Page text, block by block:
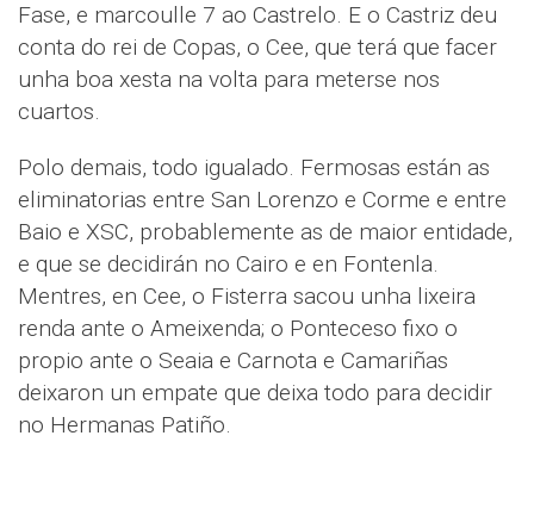
Fase, e marcoulle 7 ao Castrelo. E o Castriz deu
conta do rei de Copas, o Cee, que terá que facer
unha boa xesta na volta para meterse nos
cuartos.
Polo demais, todo igualado. Fermosas están as
eliminatorias entre San Lorenzo e Corme e entre
Baio e XSC, probablemente as de maior entidade,
e que se decidirán no Cairo e en Fontenla.
Mentres, en Cee, o Fisterra sacou unha lixeira
renda ante o Ameixenda; o Ponteceso fixo o
propio ante o Seaia e Carnota e Camariñas
deixaron un empate que deixa todo para decidir
no Hermanas Patiño.